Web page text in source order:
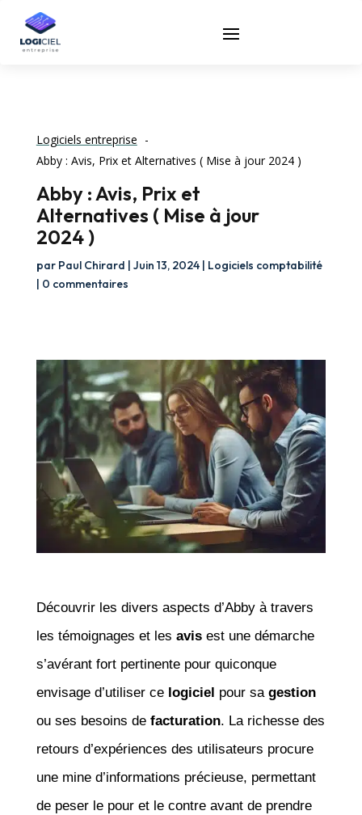
Logiciels entreprise
Abby : Avis, Prix et Alternatives ( Mise à jour 2024 )
Abby : Avis, Prix et
Alternatives ( Mise à jour
2024 )
par Paul Chirard | Juin 13, 2024| Logiciels comptabilité
| 0 commentaires
Découvrir les divers aspects d’Abby à travers
les témoignages et les avisest une démarche
s’avérant fort pertinente pour quiconque
envisage d’utiliser ce logiciel pour sa gestion
ou ses besoins de facturation. La richesse des
retours d’expériences des utilisateurs procure
une mine d’informations précieuse, permettant
de peser le pour et le contre avant de prendre